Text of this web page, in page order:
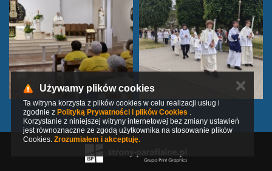
Używamy plików cookies
Ta witryna korzysta z plików cookies w celu realizacji usług i
zgodnie z Polityką Prywatności i plików Cookies .
Korzystanie z niniejszej witryny internetowej bez zmiany ustawień
jest równoznaczne ze zgodą użytkownika na stosowanie plików
Cookies. Zrozumiałem i akceptuję.
✕